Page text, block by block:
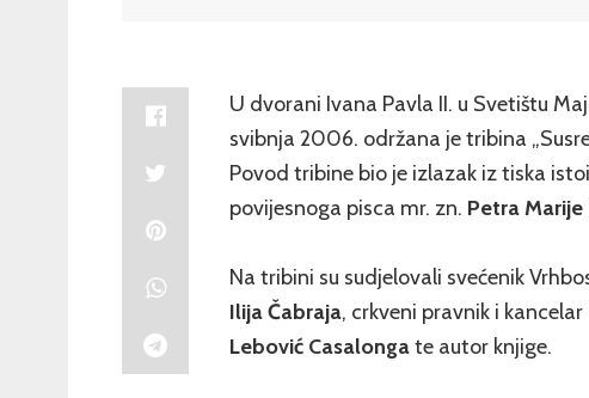
U dvorani Ivana Pavla II. u Svetištu
svibnja 2006. održana je tribina
Povod tribine bio je izlazak iz tiska
povijesnoga pisca mr. zn. Petra Marije
Na tribini su sudjelovali svećenik
Ilija Čabraja, crkveni pravnik i
Lebović Casalongate autor knjige.